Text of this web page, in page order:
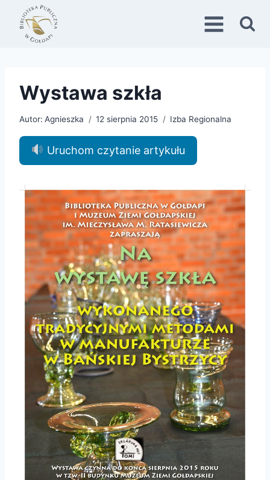
Przejdź
treści
Wystawa szkła
Autor: Agnieszka 12 sierpnia 2015 Izba Regionalna
Uruchom czytanie artykułu